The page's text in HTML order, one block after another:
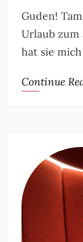
Guden!
Urlaub zum
hat sie
Continue